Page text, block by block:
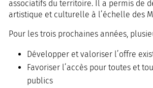
associatifs du territoire. Il a permis de
artistique et culturelle à l’échelle des
Pour les trois prochaines années,
Développer et valoriser l’offre
Favoriser l’accès pour toutes et
publics